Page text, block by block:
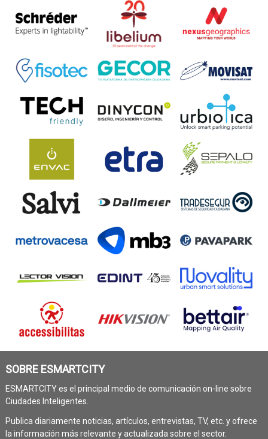
SOBRE ESMARTCITY
ESMARTCITY es el principal medio de comunicación on-line sobre
Ciudades Inteligentes.
Publica diariamente noticias, artículos, entrevistas, TV, etc. y ofrece
la información más relevante y actualizada sobre el sector.